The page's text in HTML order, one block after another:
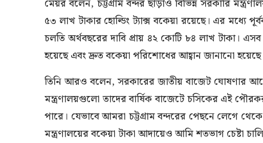
মেয়র বলেন, চট্টগ্রাম বন্দর ছাড়াও বিভিন্ন সরকারি
৫৩ লাখ টাকার হোল্ডিং ট্যাক্স বকেয়া রয়েছে। এর মধ্যে
চলতি অর্থবছরের দাবি প্রায় ৪২ কোটি ৮৪ লাখ টাকা।
হয়েছে এবং দ্রুত বকেয়া পরিশোধের আহ্বান জানানো
তিনি আরও বলেন, সরকারের জাতীয় বাজেট ঘোষণার
মন্ত্রণালয়গুলো তাদের বার্ষিক বাজেটে চসিকের এই
পারে। যেভাবে আমরা চট্টগ্রাম বন্দরের পেছনে লেগে
মন্ত্রণালয়ের বকেয়া টাকা আদায়েও আমি শতভাগ চেষ্টা